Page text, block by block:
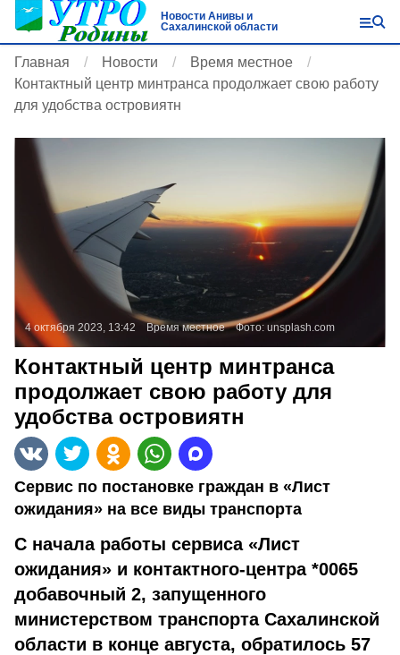
Новости Анивы и
Сахалинской области
Главная Новости
Время местное
Контактный центр минтранса продолжает свою работу
для удобства островиятн
4 октября 2023, 13:42 Время местное Фото: unsplash.com
Контактный центр минтранса
продолжает свою работу для
удобства островиятн
Сервис по постановке граждан в «Лист
ожидания» на все виды транспорта
С начала работы сервиса «Лист
ожидания» и контактного-центра *0065
добавочный 2, запущенного
министерством транспорта Сахалинской
области в конце августа, обратилось 57